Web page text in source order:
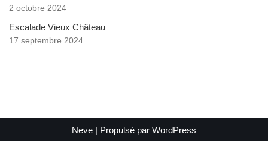
2 octobre 2024
Escalade Vieux Château
17 septembre 2024
Neve | Propulsé par WordPress